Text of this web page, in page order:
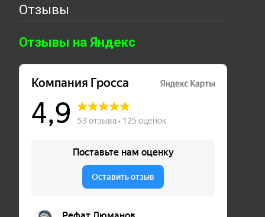
Отзывы
Отзывы на Яндекс